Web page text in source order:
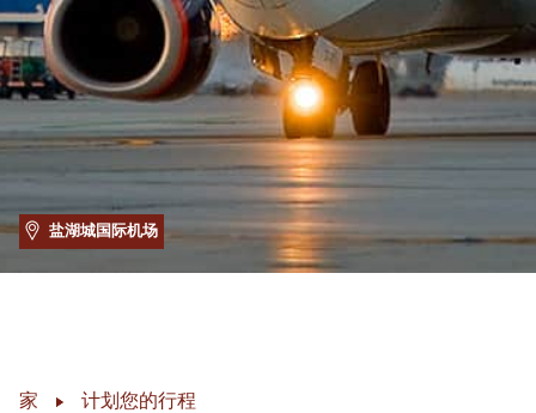
盐湖城国际机场
家 计划您的行程